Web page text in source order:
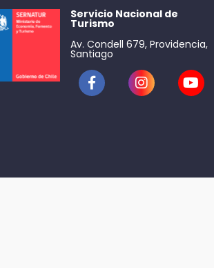
Servicio Nacional de
Turismo
Av. Condell 679, Providencia,
Santiago